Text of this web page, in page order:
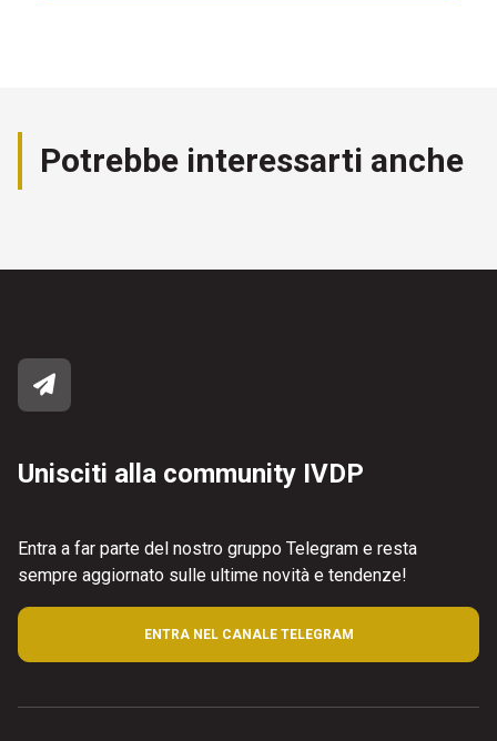
Potrebbe interessarti anche
Unisciti alla community IVDP
Entra a far parte del nostro gruppo Telegram e resta
sempre aggiornato sulle ultime novità e tendenze!
ENTRA NEL CANALE TELEGRAM